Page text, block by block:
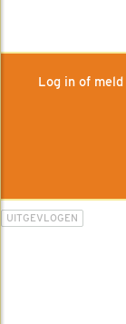
Log in of
UITGEVLOGEN